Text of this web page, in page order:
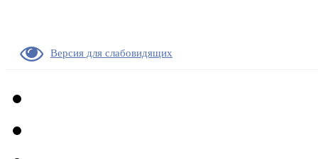
Версия для слабовидящих